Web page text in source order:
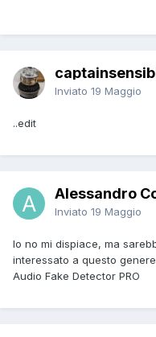
Inviato 19 Maggio
..edit
Alessandro
Inviato 19 Maggio
Io no mi dispiace, ma
interessato a questo
Audio Fake Detector PRO